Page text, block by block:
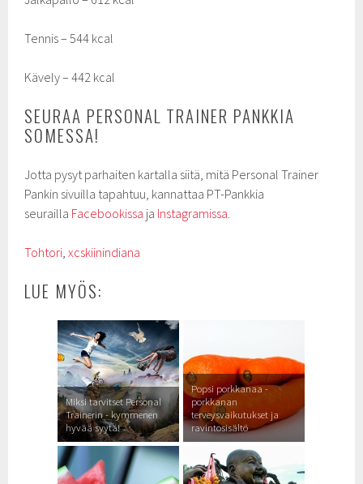
Tennis – 544 kcal
Kävely – 442 kcal
SEURAA PERSONAL TRAINER PANKKIA
SOMESSA!
Jotta pysyt parhaiten kartalla siitä, mitä Personal Trainer
Pankin sivuilla tapahtuu, kannattaa PT-Pankkia
seurailla Facebookissa ja Instagramissa.
Tohtori,xcskiinindiana
LUE MYÖS:
Miksi tarvitset Personal
Trainerin - kymmenen
hyvää syytä!
Popsi porkkanaa -
porkkanan
terveysvaikutukset ja
ravintosisältö